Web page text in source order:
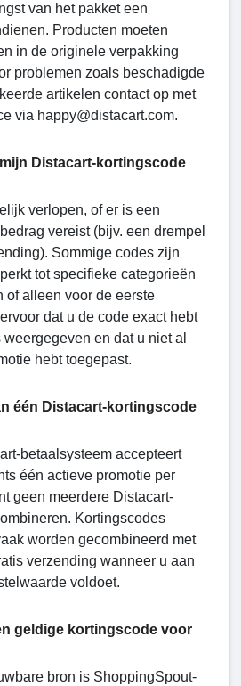
van het pakket een
Producten moeten
in de originele verpakking
problemen zoals beschadigde
artikelen contact op met
via happy@distacart.com.
Distacart-kortingscode
verlopen, of er is een
vereist (bijv. een drempel
Sommige codes zijn
tot specifieke categorieën
of alleen voor de eerste
dat u de code exact hebt
en dat u niet al
hebt toegepast.
één Distacart-kortingscode
betaalsysteem accepteert
één actieve promotie per
geen meerdere Distacart-
Kortingscodes
worden gecombineerd met
verzending wanneer u aan
voldoet.
geldige kortingscode voor
bron is ShoppingSpout-